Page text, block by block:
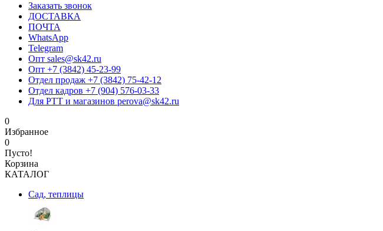
Заказать звонок
ДОСТАВКА
ПОЧТА
WhatsApp
Telegram
Опт sales@sk42.ru
Опт +7 (3842) 45-23-99
Отдел продаж +7 (3842) 75-42-12
Отдел кадров +7 (904) 576-03-33
Для РТТ и магазинов perova@sk42.ru
0
Избранное
0
Пусто!
Корзина
КАТАЛОГ
Сад, теплицы